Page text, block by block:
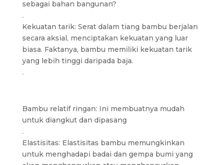
sebagai bahan bangunan?
.
Kekuatan tarik: Serat dalam tiang bambu berjalan
secara aksial, menciptakan kekuatan yang luar
biasa. Faktanya, bambu memiliki kekuatan tarik
yang lebih tinggi daripada baja.
.
Bambu relatif ringan: Ini membuatnya mudah
untuk diangkut dan dipasang
.
Elastisitas: Elastisitas bambu memungkinkan
untuk menghadapi badai dan gempa bumi yang